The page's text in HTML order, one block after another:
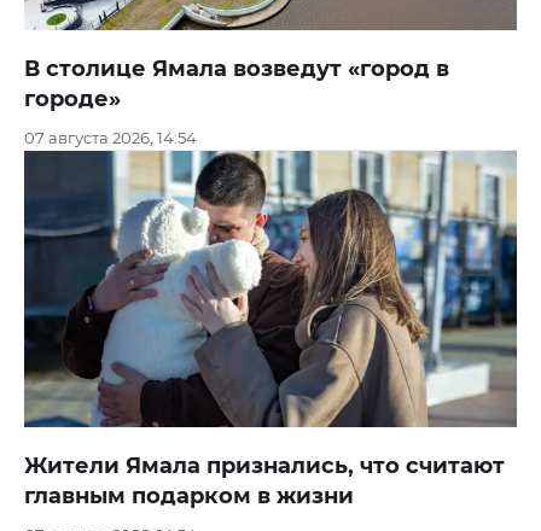
В столице Ямала возведут «город в
городе»
07 августа 2026, 14:54
Жители Ямала признались, что считают
главным подарком в жизни